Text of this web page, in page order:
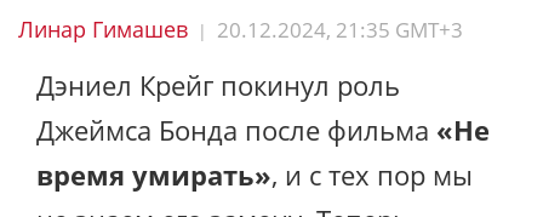
Линар Гимашев | 20.12.2024, 21:35 GMT+3
Дэниел Крейг покинул роль
Джеймса Бонда после фильма «Не
время умирать», и с тех пор мы